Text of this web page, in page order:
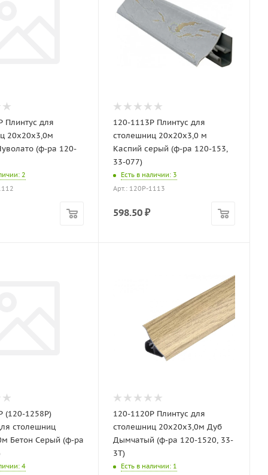
Плинтус для
20х20х3,0м
(ф-ра 120-
: 2
120-1113P Плинтус для
столешниц 20х20х3,0 м
Каспий серый (ф-ра 120-153,
33-077)
Есть в наличии: 3
Арт.: 120P-1113
598.50 ₽
(120-1258P)
столешниц
Бетон Серый (ф-ра
: 4
120-1120P Плинтус для
столешниц 20х20х3,0м Дуб
Дымчатый (ф-ра 120-1520, 33-
3T)
Есть в наличии: 1